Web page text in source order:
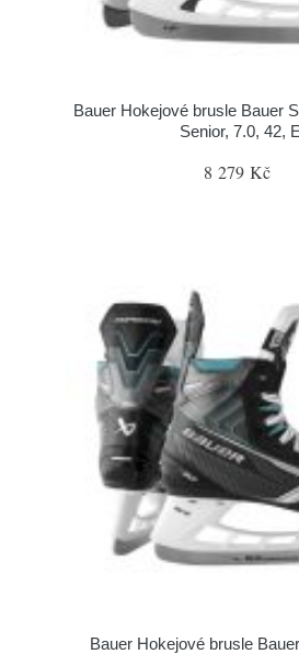
Bauer Hokejové brusle Bauer
Senior, 7.0, 42,
8 279 Kč
Bauer Hokejové brusle